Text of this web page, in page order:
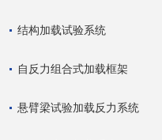
结构加载试验系统
自反力组合式加载框架
悬臂梁试验加载反力系统